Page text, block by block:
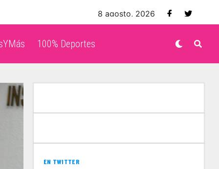
8 agosto, 2026
100% Deportes
EN TWITTER